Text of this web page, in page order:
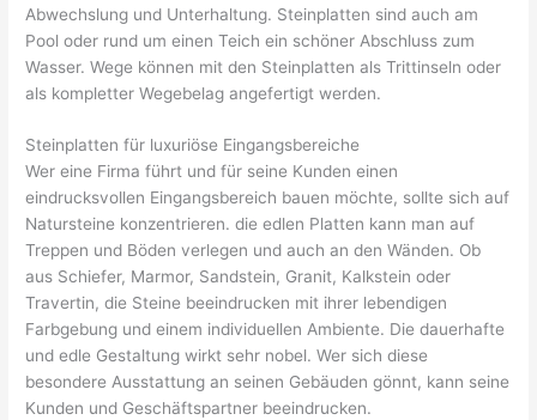
Abwechslung und Unterhaltung. Steinplatten sind auch am
Pool oder rund um einen Teich ein schöner Abschluss zum
Wasser. Wege können mit den Steinplatten als Trittinseln oder
als kompletter Wegebelag angefertigt werden.
Steinplatten für luxuriöse Eingangsbereiche
Wer eine Firma führt und für seine Kunden einen
eindrucksvollen Eingangsbereich bauen möchte, sollte sich auf
Natursteine konzentrieren. die edlen Platten kann man auf
Treppen und Böden verlegen und auch an den Wänden. Ob
aus Schiefer, Marmor, Sandstein, Granit, Kalkstein oder
Travertin, die Steine beeindrucken mit ihrer lebendigen
Farbgebung und einem individuellen Ambiente. Die dauerhafte
und edle Gestaltung wirkt sehr nobel. Wer sich diese
besondere Ausstattung an seinen Gebäuden gönnt, kann seine
Kunden und Geschäftspartner beeindrucken.